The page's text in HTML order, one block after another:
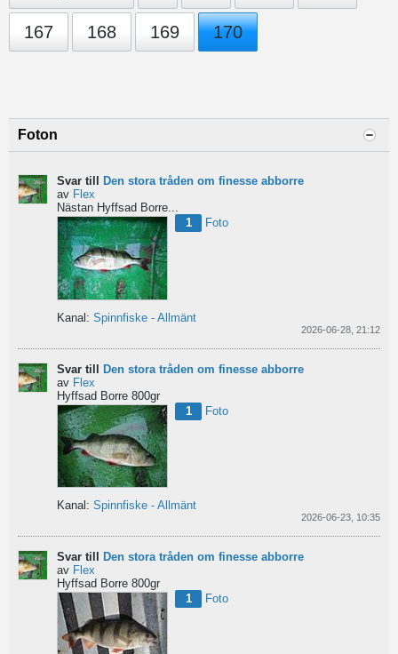
167 168 169 170
Foton
Svar till
Den stora tråden om finesse abborre
av Flex
Nästan Hyffsad Borre...
1
Foto
Kanal: Spinnfiske - Allmänt
2026-06-28, 21:12
Svar till Den stora tråden om finesse abborre
av Flex
Hyffsad Borre 800gr
1
Foto
Kanal: Spinnfiske - Allmänt
2026-06-23, 10:35
Svar till
Den stora tråden om finesse abborre
av Flex
Hyffsad Borre 800gr
1
Foto